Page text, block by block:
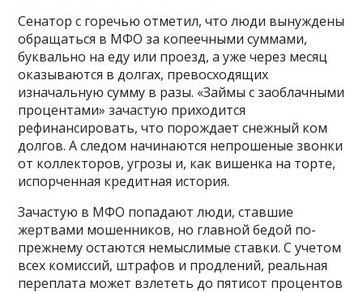
Сенатор с горечью отметил, что люди вынуждены
обращаться в МФО за копеечными суммами,
буквально на еду или проезд, а уже через месяц
оказываются в долгах, превосходящих
изначальную сумму в разы. «Займы с заоблачными
процентами» зачастую приходится
рефинансировать, что порождает снежный ком
долгов. А следом начинаются непрошеные звонки
от коллекторов, угрозы и, как вишенка на торте,
испорченная кредитная история.
Зачастую в МФО попадают люди, ставшие
жертвами мошенников, но главной бедой по-
прежнему остаются немыслимые ставки. С учетом
всех комиссий, штрафов и продлений, реальная
переплата может взлететь до пятисот процентов